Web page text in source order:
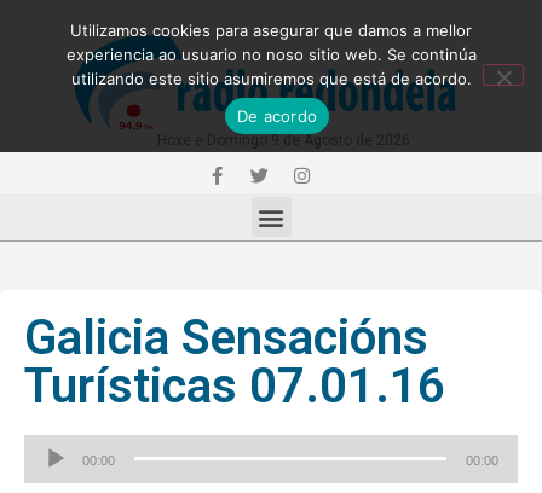
Galicia Sensacións
Turísticas 07.01.16
00:00 00:00
Utilizamos cookies para asegurar que damos a mellor
experiencia ao usuario no noso sitio web. Se continúa
utilizando este sitio asumiremos que está de acordo.
De acordo